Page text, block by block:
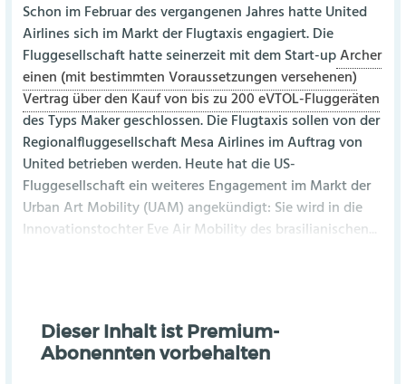
Schon im Februar des vergangenen Jahres hatte United
Airlines sich im Markt der Flugtaxis engagiert. Die
Fluggesellschaft hatte seinerzeit mit dem Start-upArcher
einen (mit bestimmten Voraussetzungen versehenen)
Vertrag über den Kauf von bis zu 200 eVTOL-Fluggeräten
des Typs Maker geschlossen. Die Flugtaxis sollen von der
Regionalfluggesellschaft Mesa Airlines im Auftrag von
United betrieben werden. Heute hat die US-
Fluggesellschaft ein weiteres Engagement im Markt der
Urban Art Mobility (UAM) angekündigt: Sie wird in die
Innovationstochter Eve Air Mobility des brasilianischen...
Dieser Inhalt ist Premium-
Abonennten vorbehalten